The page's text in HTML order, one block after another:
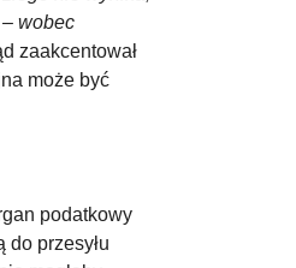
wobec
zaakcentował
może być
podatkowy
do przesyłu